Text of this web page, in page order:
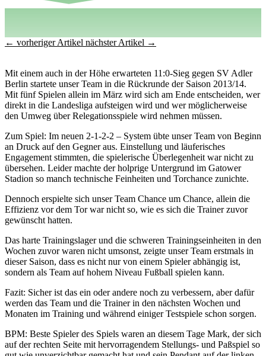
← vorheriger Artikel nächster Artikel →
Mit einem auch in der Höhe erwarteten 11:0-Sieg gegen SV Adler
Berlin startete unser Team in die Rückrunde der Saison 2013/14.
Mit fünf Spielen allein im März wird sich am Ende entscheiden, wer
direkt in die Landesliga aufsteigen wird und wer möglicherweise
den Umweg über Relegationsspiele wird nehmen müssen.
Zum Spiel: Im neuen 2-1-2-2 – System übte unser Team von Beginn
an Druck auf den Gegner aus. Einstellung und läuferisches
Engagement stimmten, die spielerische Überlegenheit war nicht zu
übersehen. Leider machte der holprige Untergrund im Gatower
Stadion so manch technische Feinheiten und Torchance zunichte.
Dennoch erspielte sich unser Team Chance um Chance, allein die
Effizienz vor dem Tor war nicht so, wie es sich die Trainer zuvor
gewünscht hatten.
Das harte Trainingslager und die schweren Trainingseinheiten in den
Wochen zuvor waren nicht umsonst, zeigte unser Team erstmals in
dieser Saison, dass es nicht nur von einem Spieler abhängig ist,
sondern als Team auf hohem Niveau Fußball spielen kann.
Fazit: Sicher ist das ein oder andere noch zu verbessern, aber dafür
werden das Team und die Trainer in den nächsten Wochen und
Monaten im Training und während einiger Testspiele schon sorgen.
BPM: Beste Spieler des Spiels waren an diesem Tage Mark, der sich
auf der rechten Seite mit hervorragendem Stellungs- und Paßspiel so